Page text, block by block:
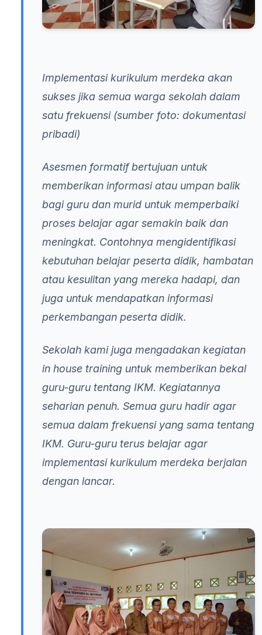
Implementasi kurikulum merdeka akan
sukses jika semua warga sekolah dalam
satu frekuensi (sumber foto: dokumentasi
pribadi)
Asesmen formatif bertujuan untuk
memberikan informasi atau umpan balik
bagi guru dan murid untuk memperbaiki
proses belajar agar semakin baik dan
meningkat. Contohnya mengidentifikasi
kebutuhan belajar peserta didik, hambatan
atau kesulitan yang mereka hadapi, dan
juga untuk mendapatkan informasi
perkembangan peserta didik.
Sekolah kami juga mengadakan kegiatan
in house training untuk memberikan bekal
guru-guru tentang IKM. Kegiatannya
seharian penuh. Semua guru hadir agar
semua dalam frekuensi yang sama tentang
IKM. Guru-guru terus belajar agar
implementasi kurikulum merdeka berjalan
dengan lancar.